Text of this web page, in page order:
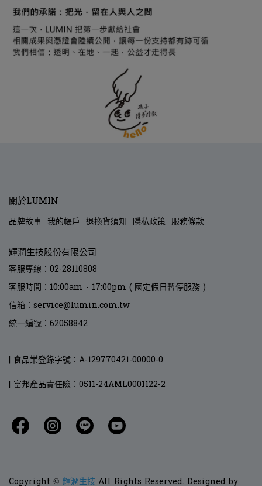
關於LUMIN
品牌故事 我的帳戶 退換貨須知 隱私政策 服務條款
輝潤生技股份有限公司
客服專線：02-28110808
客服時間：10:00am - 17:00pm ( 國定假日暫停服務 )
信箱：service@lumin.com.tw
統一編號：62058842
| 食品業登錄字號：A-129770421-00000-0
| 富邦產品責任險：0511-24AML0001122-2
Copyright © 輝潤生技 All Rights Reserved. Designed by